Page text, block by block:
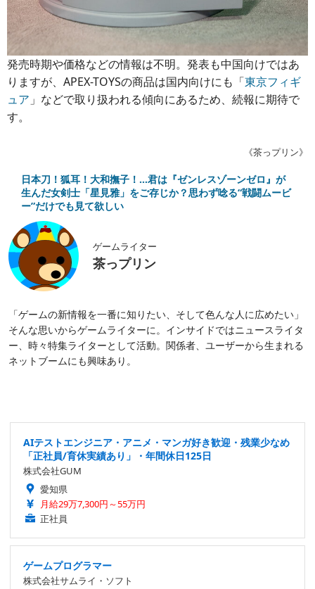
発売時期や価格などの情報は不明。発表も中国向けではあ
りますが、APEX-TOYSの商品は国内向けにも「東京フィギ
ュア 」などで取り扱われる傾向にあるため、続報に期待で
す。
《茶っプリン》
日本刀！狐耳！大和撫子！…君は『ゼンレスゾーンゼロ』が
生んだ女剣士「星見雅」をご存じか？思わず唸る“戦闘ムービ
ー”だけでも見て欲しい
ゲームライター
茶っプリン
「ゲームの新情報を一番に知りたい、そして色んな人に広めたい」
そんな思いからゲームライターに。インサイドではニュースライタ
ー、時々特集ライターとして活動。関係者、ユーザーから生まれる
ネットブームにも興味あり。
AIテストエンジニア・アニメ・マンガ好き歓迎・残業少なめ
「正社員/育休実績あり」・年間休日125日
株式会社GUM
愛知県
月給29万7,300円～55万円
正社員
ゲームプログラマー
株式会社サムライ・ソフト